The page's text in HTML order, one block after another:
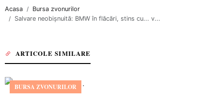
Acasa
Bursa zvonurilor
Salvare neobişnuită: BMW în flăcări, stins cu... v...
ARTICOLE SIMILARE
BURSA ZVONURILOR